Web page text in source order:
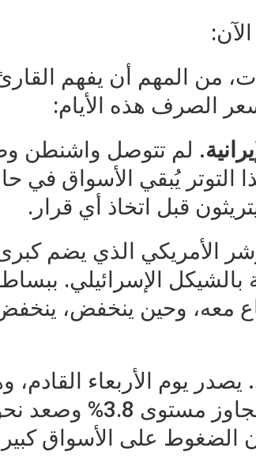
من المهم أن يفهم
الصرف هذه الأيام:
لم تتوصل واشنطن
التوتر يُبقي الأسواق في
قبل اتخاذ أي قرار.
الأمريكي الذي يضم
بالشيكل الإسرائيلي.
معه، وحين ينخفض،
يصدر يوم الأربعاء القادم،
الضغوط على الأسواق